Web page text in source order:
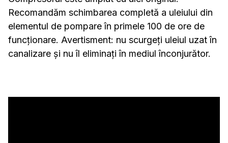
Recomandăm schimbarea completă a uleiului din
elementul de pompare în primele 100 de ore de
funcționare. Avertisment: nu scurgeți uleiul uzat în
canalizare și nu îl eliminați în mediul înconjurător.